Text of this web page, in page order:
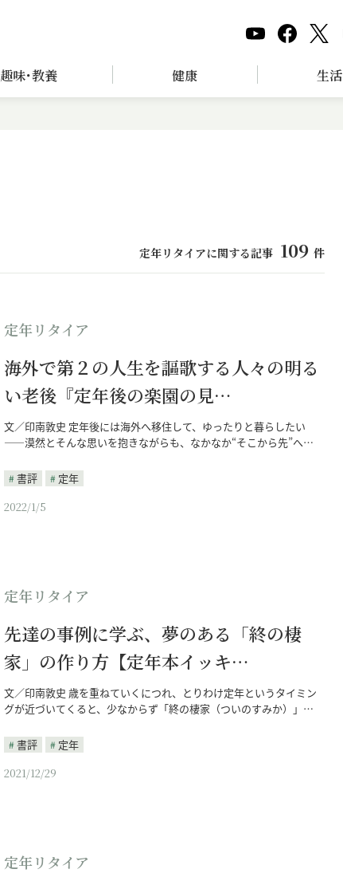
趣味･教養 健康 生活
定年リタイアに関する記事 109 件
定年リタイア
海外で第２の人生を謳歌する人々の明る
い老後『定年後の楽園の見…
文／印南敦史 定年後には海外へ移住して、ゆったりと暮らしたい
――漠然とそんな思いを抱きながらも、なかなか“そこから先”へ…
書評
定年
2022/1/5
定年リタイア
先達の事例に学ぶ、夢のある「終の棲
家」の作り方【定年本イッキ…
文／印南敦史 歳を重ねていくにつれ、とりわけ定年というタイミン
グが近づいてくると、少なからず「終の棲家（ついのすみか）」…
書評
定年
2021/12/29
定年リタイア